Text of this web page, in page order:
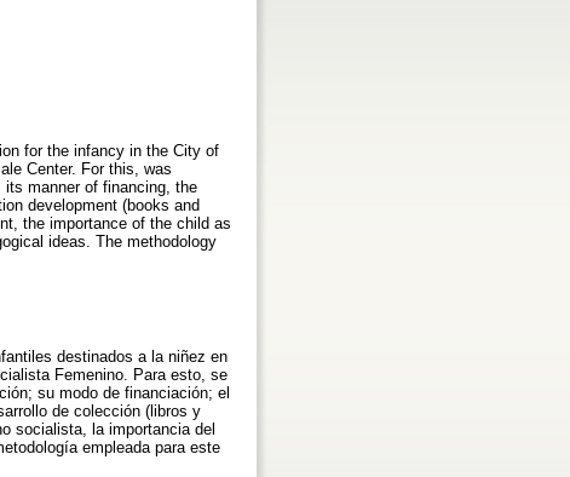
for the infancy in the City of
Center. For this, was
manner of financing, the
development (books and
the importance of the child as
ideas. The methodology
destinados a la niñez en
Femenino. Para esto, se
su modo de financiación; el
de colección (libros y
socialista, la importancia del
empleada para este